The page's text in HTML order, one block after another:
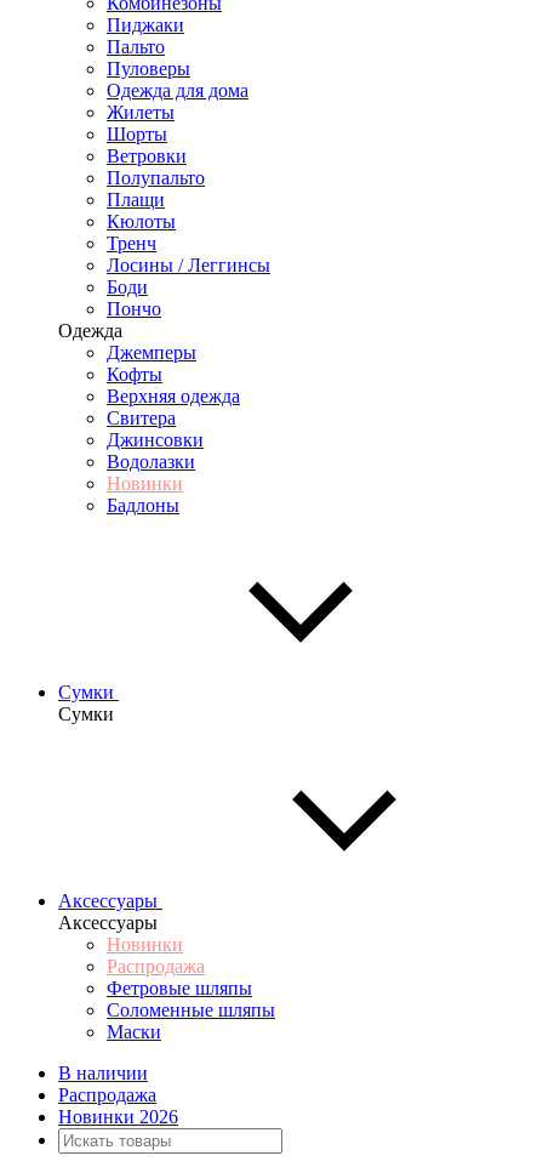
Пиджаки
Пальто
Пуловеры
Одежда для дома
Жилеты
Шорты
Ветровки
Полупальто
Плащи
Кюлоты
Тренч
Лосины / Леггинсы
Боди
Пончо
Одежда
Джемперы
Кофты
Верхняя одежда
Свитера
Джинсовки
Водолазки
Новинки
Бадлоны
Сумки
Сумки
Аксессуары
Аксессуары
Новинки
Распродажа
Фетровые шляпы
Соломенные шляпы
Маски
В наличии
Распродажа
Новинки 2026